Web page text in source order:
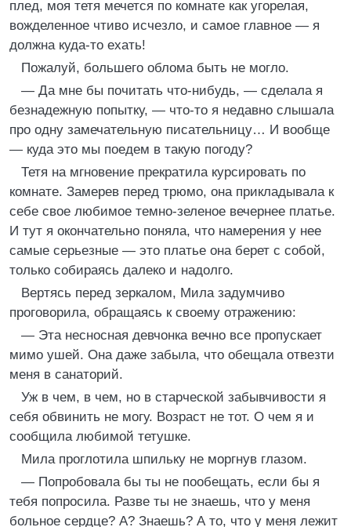
плед, моя тетя мечется по комнате как угорелая,
вожделенное чтиво исчезло, и самое главное — я
должна куда-то ехать!
Пожалуй, большего облома быть не могло.
— Да мне бы почитать что-нибудь, — сделала я
безнадежную попытку, — что-то я недавно слышала
про одну замечательную писательницу… И вообще
— куда это мы поедем в такую погоду?
Тетя на мгновение прекратила курсировать по
комнате. Замерев перед трюмо, она прикладывала к
себе свое любимое темно-зеленое вечернее платье.
И тут я окончательно поняла, что намерения у нее
самые серьезные — это платье она берет с собой,
только собираясь далеко и надолго.
Вертясь перед зеркалом, Мила задумчиво
проговорила, обращаясь к своему отражению:
— Эта несносная девчонка вечно все пропускает
мимо ушей. Она даже забыла, что обещала отвезти
меня в санаторий.
Уж в чем, в чем, но в старческой забывчивости я
себя обвинить не могу. Возраст не тот. О чем я и
сообщила любимой тетушке.
Мила проглотила шпильку не моргнув глазом.
— Попробовала бы ты не пообещать, если бы я
тебя попросила. Разве ты не знаешь, что у меня
больное сердце? А? Знаешь? А то, что у меня лежит